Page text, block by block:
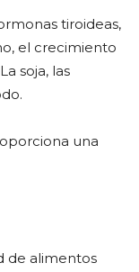
tiroideas,
el crecimiento
soja, las
una
de alimentos